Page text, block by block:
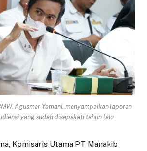
Agusmar Yamani, menyampaikan laporan
yang sudah disepakati tahun lalu.
Komisaris Utama PT Manakib